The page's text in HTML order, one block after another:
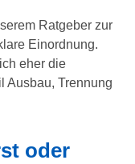
Ratgeber zur
Einordnung.
eher die
Ausbau, Trennung
oder